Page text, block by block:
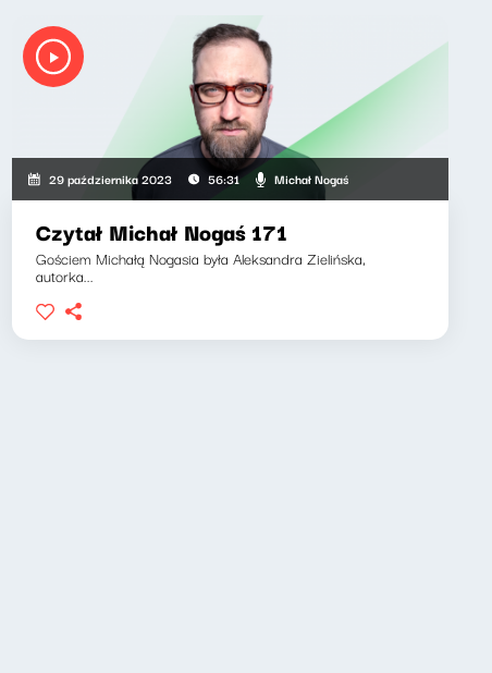
29 października 2023 56:31 Michał Nogaś
Czytał Michał Nogaś 171
Gościem Michałą Nogasia była Aleksandra Zielińska,
autorka...